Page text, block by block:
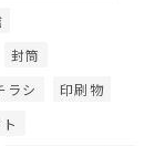
封筒
ラシ
印刷物